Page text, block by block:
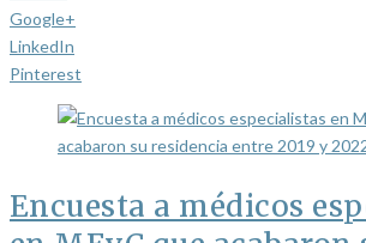
Google+
LinkedIn
Pinterest
Encuesta a médicos